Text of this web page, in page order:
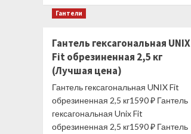
Altezani
ALF
1200
(Лучшая
цена)
Гантели
Гантель гексагональная UNIX
Fit обрезиненная 2,5 кг
(Лучшая цена)
Гантель гексагональная UNIX Fit
обрезиненная 2,5 кг1590 ₽ Гантель
гексагональная Unix Fit
обрезиненная 2,5 кг1590 ₽ Гантель